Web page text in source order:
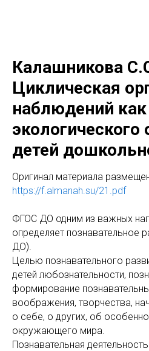
Калашникова
Циклическая
наблюдений
экологического
детей
Оригинал материала
https://f.almanah.su/21.pdf
ФГОС ДО одним из важных
определяет познавательное
ДО).
Целью познавательного
детей любознательности,
формирование
воображения, творчества,
о себе, о других, об
окружающего мира.
Познавательная